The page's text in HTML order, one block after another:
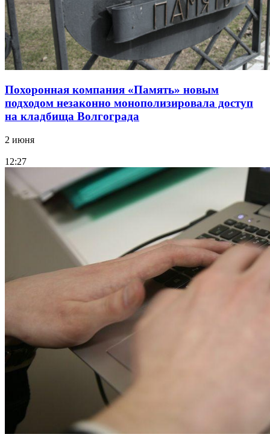
Похоронная компания «Память» новым
подходом незаконно монополизировала доступ
на кладбища Волгограда
2 июня
12:27